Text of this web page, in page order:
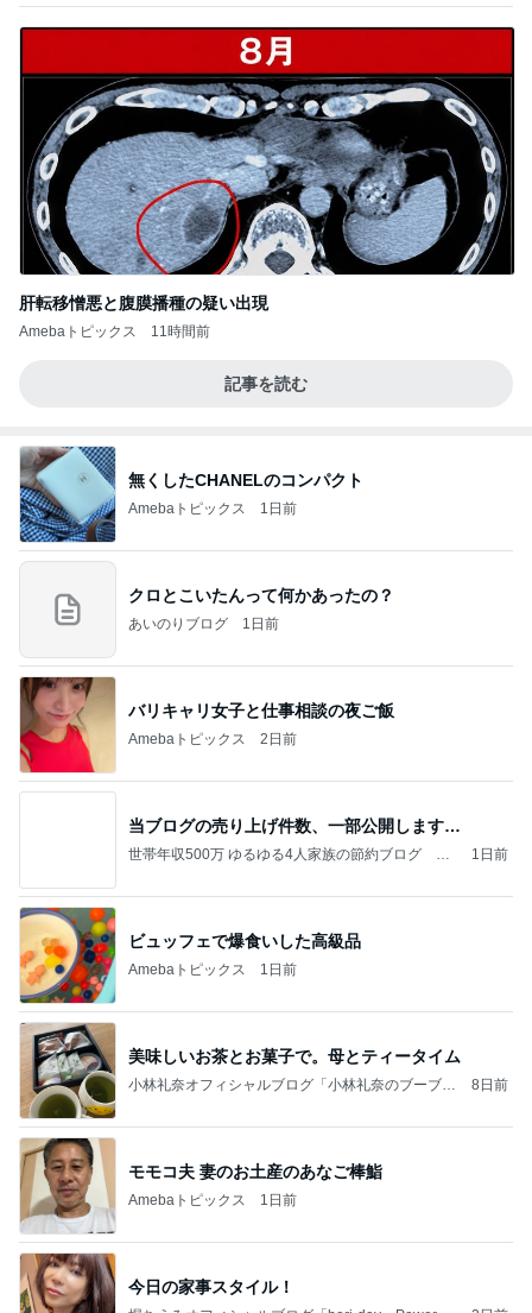
肝転移憎悪と腹膜播種の疑い出現
Amebaトピックス 11時間前
記事を読む
無くしたCHANELのコンパクト
Amebaトピックス 1日前
クロとこいたんって何かあったの？
あいのりブログ 1日前
バリキャリ女子と仕事相談の夜ご飯
Amebaトピックス 2日前
当ブログの売り上げ件数、一部公開します…
世帯年収500万 ゆるゆる4人家族の節約ブログ 〜
1日前
ビュッフェで爆食いした高級品
Amebaトピックス 1日前
美味しいお茶とお菓子で。母とティータイム
小林礼奈オフィシャルブログ「小林礼奈のブーブー
8日前
モモコ夫 妻のお土産のあなご棒鮨
Amebaトピックス 1日前
今日の家事スタイル！